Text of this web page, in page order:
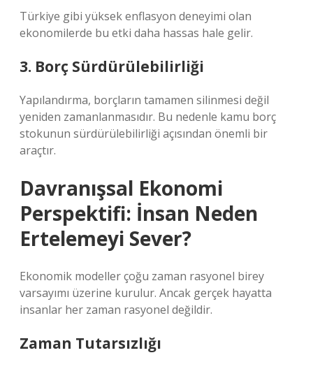
Türkiye gibi yüksek enflasyon deneyimi olan
ekonomilerde bu etki daha hassas hale gelir.
3. Borç Sürdürülebilirliği
Yapılandırma, borçların tamamen silinmesi değil
yeniden zamanlanmasıdır. Bu nedenle kamu borç
stokunun sürdürülebilirliği açısından önemli bir
araçtır.
Davranışsal Ekonomi
Perspektifi: İnsan Neden
Ertelemeyi Sever?
Ekonomik modeller çoğu zaman rasyonel birey
varsayımı üzerine kurulur. Ancak gerçek hayatta
insanlar her zaman rasyonel değildir.
Zaman Tutarsızlığı